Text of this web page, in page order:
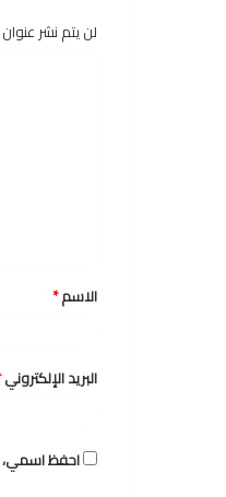
لن يتم نشر
*
الاسم*
البريد الإلكتروني
احفظ اسمي،